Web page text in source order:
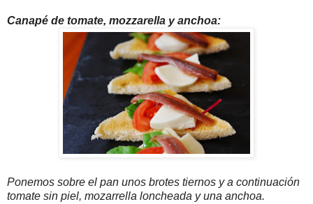
Canapé de tomate, mozzarella y anchoa:
Ponemos sobre el pan unos brotes tiernos y a continuación
tomate sin piel, mozarrella loncheada y una anchoa.